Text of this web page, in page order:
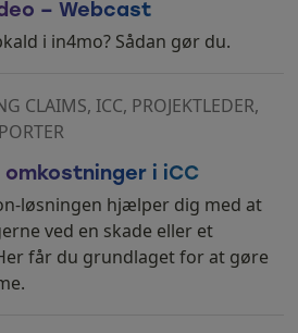
– Webcast
i in4mo? Sådan gør du.
CLAIMS, ICC, PROJEKTLEDER,
i iCC
løsningen hjælper dig med at
ved en skade eller et
får du grundlaget for at gøre